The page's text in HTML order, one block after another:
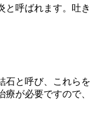
呼ばれます。吐
と呼び、これら
が必要ですので